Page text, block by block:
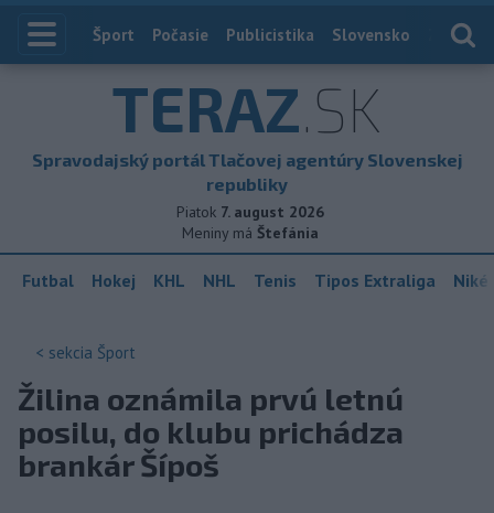
Index
Šport Počasie Publicistika Slovensko
TERAZ.SK
Spravodajský portál Tlačovej agentúry Slovenskej
republiky
Piatok 7. august 2026
Meniny má Štefánia
Futbal Hokej KHL NHL Tenis Tipos Extraliga
< sekcia Šport
Žilina oznámila prvú letnú
posilu, do klubu prichádza
brankár Šípoš